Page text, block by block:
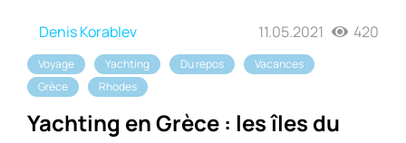
Denis Korablev 11.05.2021 420
Voyage Yachting Du repos
Vacances
Grèce
Rhodes
Yachting en Grèce : les îles du